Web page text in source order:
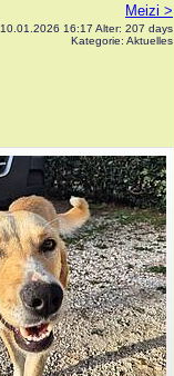
Meizi >
10.01.2026 16:17 Alter: 207 days
Kategorie: Aktuelles